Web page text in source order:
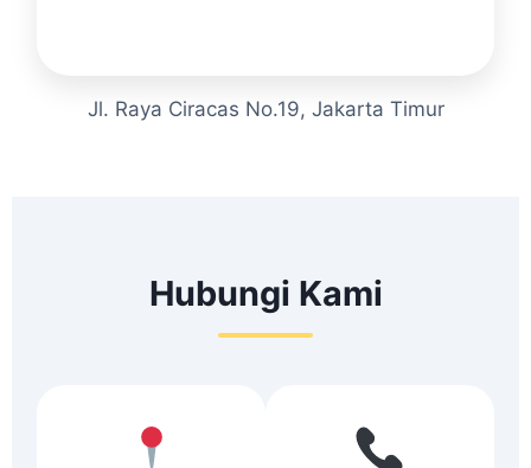
Jl. Raya Ciracas No.19, Jakarta Timur
Hubungi Kami